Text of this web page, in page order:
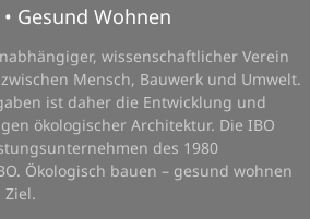
Gesund Wohnen
wissenschaftlicher Verein
Mensch, Bauwerk und Umwelt.
ist daher die Entwicklung und
ökologischer Architektur. Die IBO
des 1980
Ökologisch bauen – gesund wohnen
Ziel.